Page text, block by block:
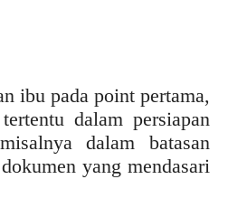
ibu pada point pertama,
dalam persiapan
dalam batasan
yang mendasari